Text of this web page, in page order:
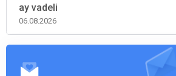
ay vadeli
06.08.2026